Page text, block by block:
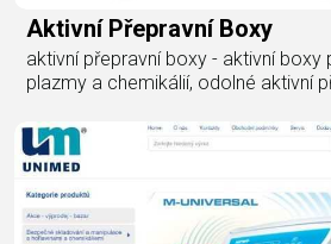
Aktivní Přepravní Boxy
aktivní přepravní boxy - aktivní boxy
plazmy a chemikálií, odolné aktivní